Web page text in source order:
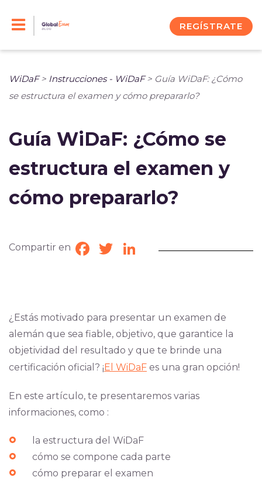
REGÍSTRATE
WiDaF> Instrucciones - WiDaF> Guía WiDaF: ¿Cómo
se estructura el examen y cómo prepararlo?
Guía WiDaF: ¿Cómo se
estructura el examen y
cómo prepararlo?
Compartir en Facebook
TwitterLinkedIn
¿Estás motivado para presentar un examen de
alemán que sea fiable, objetivo, que garantice la
objetividad del resultado y que te brinde una
certificación oficial? ¡El WiDaF es una gran opción!
En este artículo, te presentaremos varias
informaciones, como :
la estructura del WiDaF
cómo se compone cada parte
cómo preparar el examen